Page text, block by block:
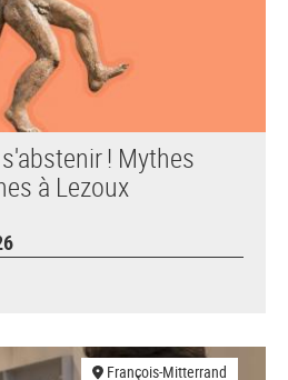
! Mythes
à Lezoux
François-Mitterrand